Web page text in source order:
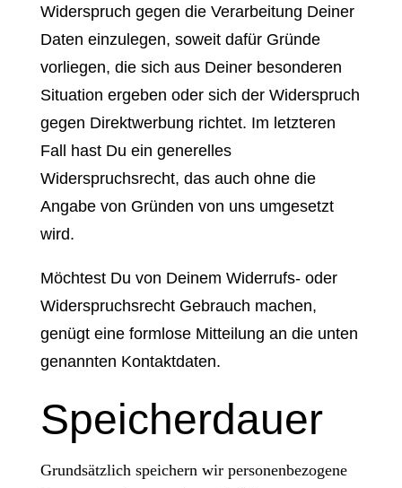
Widerspruch gegen die Verarbeitung Deiner
Daten einzulegen, soweit dafür Gründe
vorliegen, die sich aus Deiner besonderen
Situation ergeben oder sich der Widerspruch
gegen Direktwerbung richtet. Im letzteren
Fall hast Du ein generelles
Widerspruchsrecht, das auch ohne die
Angabe von Gründen von uns umgesetzt
wird.
Möchtest Du von Deinem Widerrufs- oder
Widerspruchsrecht Gebrauch machen,
genügt eine formlose Mitteilung an die unten
genannten Kontaktdaten.
Speicherdauer
Grundsätzlich speichern wir personenbezogene